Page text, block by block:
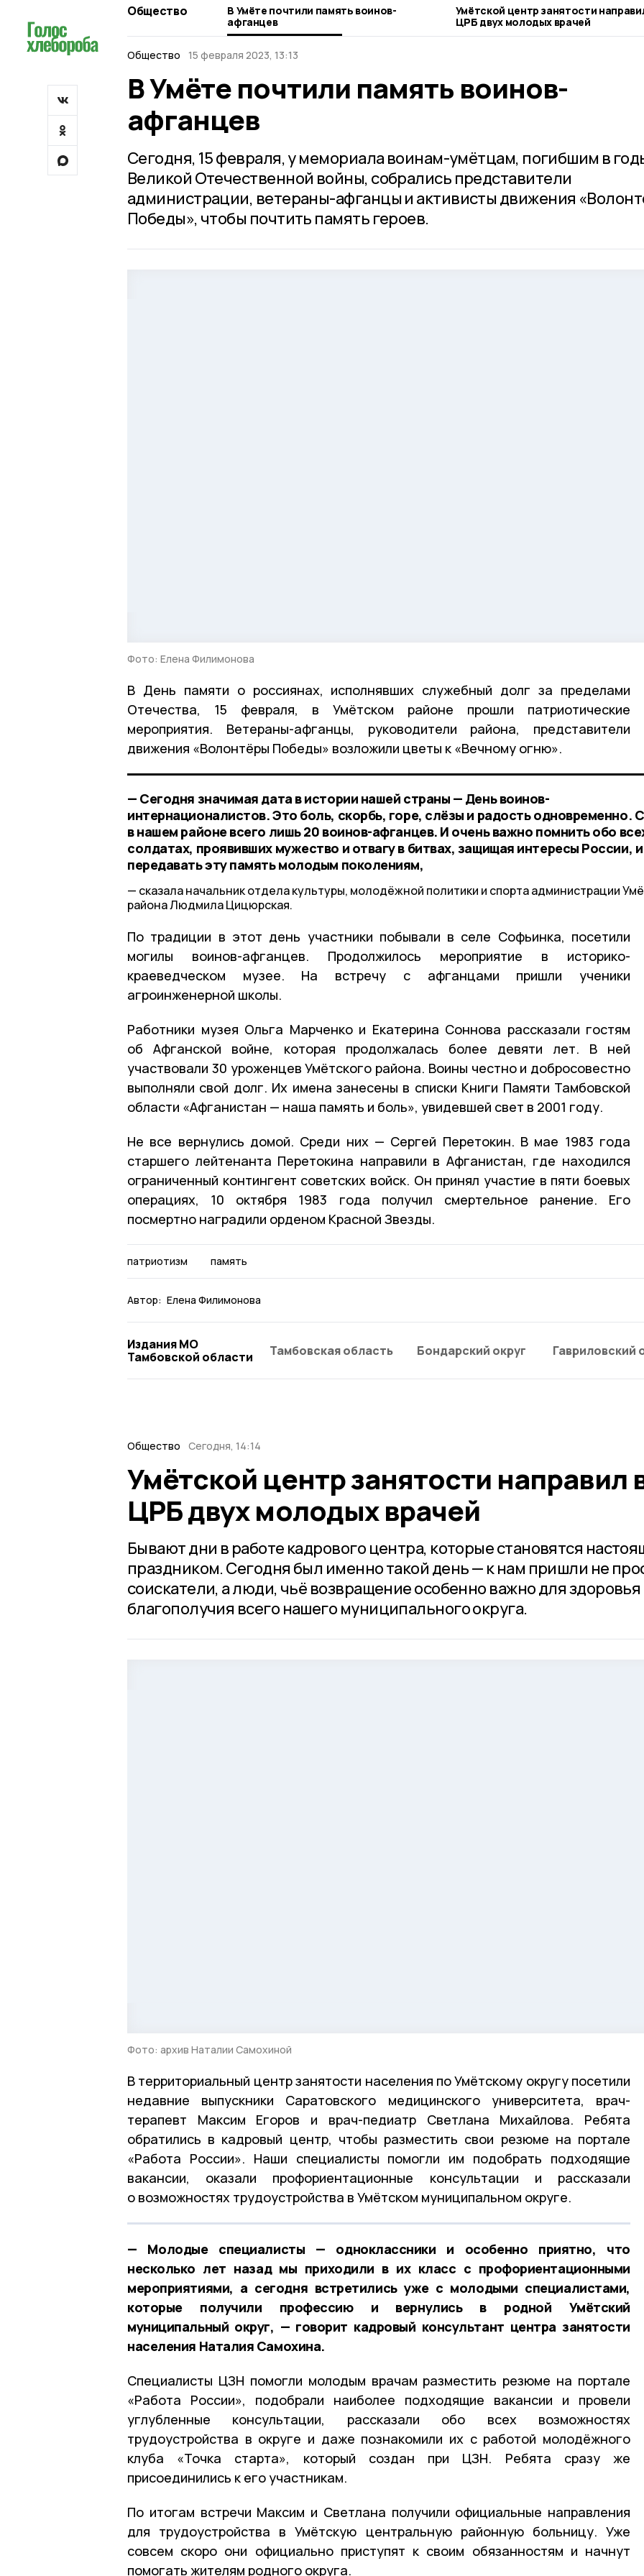
Общество
В Умёте почтили память воинов-
афганцев
Умётской центр занятости
ЦРБ двух молодых врачей
Общество 15 февраля 2023, 13:13
В Умёте почтили память воинов-
афганцев
Сегодня, 15 февраля, у мемориала воинам-умётцам, погибшим в
Великой Отечественной войны, собрались представители
администрации, ветераны-афганцы и активисты движения
Победы», чтобы почтить память героев.
Фото: Елена Филимонова
В День памяти о россиянах, исполнявших служебный долг за пределами
Отечества, 15 февраля, в Умётском районе прошли патриотические
мероприятия. Ветераны-афганцы, руководители района, представители
движения «Волонтёры Победы» возложили цветы к «Вечному огню».
— Сегодня значимая дата в истории нашей страны — День воинов-
интернационалистов. Это боль, скорбь, горе, слёзы и радость одновременно.
в нашем районе всего лишь 20 воинов-афганцев. И очень важно помнить обо
солдатах, проявивших мужество и отвагу в битвах, защищая интересы России, и
передавать эту память молодым поколениям,
сказала начальник отдела культуры, молодёжной политики и спорта администрации
района Людмила Цицюрская.
По традиции в этот день участники побывали в селе Софьинка, посетили
могилы воинов-афганцев. Продолжилось мероприятие в историко-
краеведческом музее. На встречу с афганцами пришли ученики
агроинженерной школы.
Работники музея Ольга Марченко и Екатерина Соннова рассказали гостям
об Афганской войне, которая продолжалась более девяти лет. В ней
участвовали 30 уроженцев Умётского района. Воины честно и добросовестно
выполняли свой долг. Их имена занесены в списки Книги Памяти Тамбовской
области «Афганистан — наша память и боль», увидевшей свет в 2001 году.
Не все вернулись домой. Среди них — Сергей Перетокин. В мае 1983 года
старшего лейтенанта Перетокина направили в Афганистан, где находился
ограниченный контингент советских войск. Он принял участие в пяти боевых
операциях, 10 октября 1983 года получил смертельное ранение. Его
посмертно наградили орденом Красной Звезды.
патриотизм память
Автор: Елена Филимонова
Издания МО
Тамбовской области
Тамбовская область Бондарский округ Гавриловский
Общество Сегодня, 14:14
Умётской центр занятости направил
ЦРБ двух молодых врачей
Бывают дни в работе кадрового центра, которые становятся
праздником. Сегодня был именно такой день — к нам пришли не
соискатели, а люди, чьё возвращение особенно важно для здоровья
благополучия всего нашего муниципального округа.
Фото: архив Наталии Самохиной
В территориальный центр занятости населения по Умётскому округу посетили
недавние выпускники Саратовского медицинского университета, врач-
терапевт Максим Егоров и врач-педиатр Светлана Михайлова. Ребята
обратились в кадровый центр, чтобы разместить свои резюме на портале
«Работа России». Наши специалисты помогли им подобрать подходящие
вакансии, оказали профориентационные консультации и рассказали
о возможностях трудоустройства в Умётском муниципальном округе.
— Молодые специалисты — одноклассники и особенно приятно, что
несколько лет назад мы приходили в их класс с профориентационными
мероприятиями, а сегодня встретились уже с молодыми специалистами,
которые получили профессию и вернулись в родной Умётский
муниципальный округ, — говорит кадровый консультант центра занятости
населения Наталия Самохина.
Специалисты ЦЗН помогли молодым врачам разместить резюме на портале
«Работа России», подобрали наиболее подходящие вакансии и провели
углубленные консультации, рассказали обо всех возможностях
трудоустройства в округе и даже познакомили их с работой молодёжного
клуба «Точка старта», который создан при ЦЗН. Ребята сразу же
присоединились к его участникам.
По итогам встречи Максим и Светлана получили официальные направления
для трудоустройства вУмётскую центральную районную больницу. Уже
совсем скоро они официально приступят к своим обязанностям и начнут
помогать жителям родного округа.